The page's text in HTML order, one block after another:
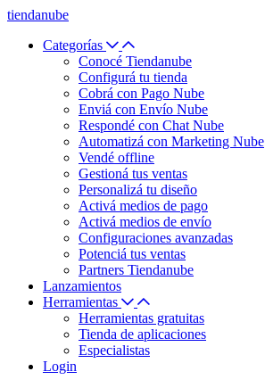
tiendanube
Categorías
Conocé Tiendanube
Configurá tu tienda
Cobrá con Pago Nube
Enviá con Envío Nube
Respondé con Chat Nube
Automatizá con Marketing Nube
Vendé offline
Gestioná tus ventas
Personalizá tu diseño
Activá medios de pago
Activá medios de envío
Configuraciones avanzadas
Potenciá tus ventas
Partners Tiendanube
Lanzamientos
Herramientas
Herramientas gratuitas
Tienda de aplicaciones
Especialistas
Login